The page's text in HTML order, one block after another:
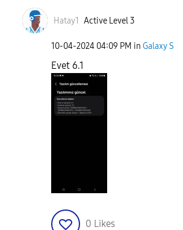
Hatay1 Active Level 3
‎10-04-2024 04:09 PM in Galaxy S
Evet 6.1
0 Likes